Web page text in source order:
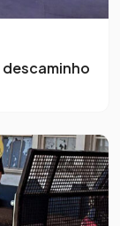
descaminho